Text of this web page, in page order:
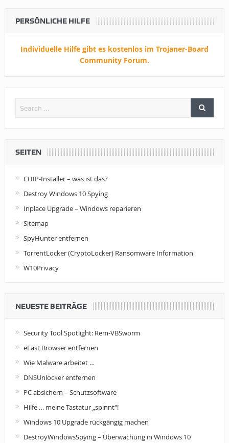
PERSÖNLICHE HILFE
Individuelle Hilfe gibt es kostenlos im Trojaner-Board
Community Forum.
SEITEN
CHIP-Installer – was ist das?
Destroy Windows 10 Spying
Inplace Upgrade – Windows reparieren
Sitemap
SpyHunter entfernen
TorrentLocker (CryptoLocker) Ransomware Information
W10Privacy
NEUESTE BEITRÄGE
Security Tool Spotlight: Rem-VBSworm
eFast Browser entfernen
Wie Malware arbeitet …
DNSUnlocker entfernen
PC absichern – Schutzsoftware
Hilfe … meine Tastatur „spinnt“!
Windows 10 Upgrade rückgängig machen
DestroyWindowsSpying – Überwachung in Windows 10